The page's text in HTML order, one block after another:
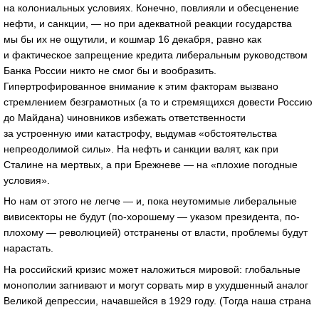
на колониальных условиях. Конечно, повлияли и обесценение
нефти, и санкции, — но при адекватной реакции государства
мы бы их не ощутили, и кошмар 16 декабря, равно как
и фактическое запрещение кредита либеральным руководством
Банка России никто не смог бы и вообразить.
Гипертрофированное внимание к этим факторам вызвано
стремлением безграмотных (а то и стремящихся довести Россию
до Майдана) чиновников избежать ответственности
за устроенную ими катастрофу, выдумав «обстоятельства
непреодолимой силы». На нефть и санкции валят, как при
Сталине на мертвых, а при Брежневе — на «плохие погодные
условия».
Но нам от этого не легче — и, пока неутомимые либеральные
вивисекторы не будут (по-хорошему — указом президента, по-
плохому — революцией) отстранены от власти, проблемы будут
нарастать.
На российский кризис может наложиться мировой: глобальные
монополии загнивают и могут сорвать мир в ухудшенный аналог
Великой депрессии, начавшейся в 1929 году. (Тогда наша страна